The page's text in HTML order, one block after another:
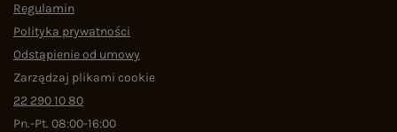
Regulamin
Polityka prywatności
Odstąpienie od umowy
Zarządzaj plikami cookie
22 290 10 80
Pn.-Pt. 08:00-16:00